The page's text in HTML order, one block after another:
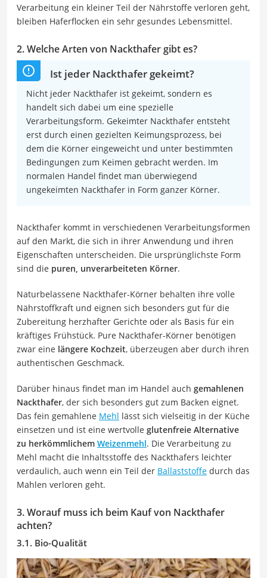
Verarbeitung ein kleiner Teil der Nährstoffe verloren geht,
bleiben Haferflocken ein sehr gesundes Lebensmittel.
2. Welche Arten von Nackthafer gibt es?
Ist jeder Nackthafer gekeimt?
Nicht jeder Nackthafer ist gekeimt, sondern es
handelt sich dabei um eine spezielle
Verarbeitungsform. Gekeimter Nackthafer entsteht
erst durch einen gezielten Keimungsprozess, bei
dem die Körner eingeweicht und unter bestimmten
Bedingungen zum Keimen gebracht werden. Im
normalen Handel findet man überwiegend
ungekeimten Nackthafer in Form ganzer Körner.
Nackthafer kommt in verschiedenen Verarbeitungsformen
auf den Markt, die sich in ihrer Anwendung und ihren
Eigenschaften unterscheiden. Die ursprünglichste Form
sind die puren, unverarbeiteten Körner.
Naturbelassene Nackthafer-Körner behalten ihre volle
Nährstoffkraft und eignen sich besonders gut für die
Zubereitung herzhafter Gerichte oder als Basis für ein
kräftiges Frühstück. Pure Nackthafer-Körner benötigen
zwar eine längere Kochzeit, überzeugen aber durch ihren
authentischen Geschmack.
Darüber hinaus findet man im Handel auch gemahlenen
Nackthafer, der sich besonders gut zum Backen eignet.
Das fein gemahlene Mehl lässt sich vielseitig in der Küche
einsetzen und ist eine wertvolle glutenfreie Alternative
zu herkömmlichem Weizenmehl. Die Verarbeitung zu
Mehl macht die Inhaltsstoffe des Nackthafers leichter
verdaulich, auch wenn ein Teil der Ballaststoffe durch das
Mahlen verloren geht.
3. Worauf muss ich beim Kauf von Nackthafer
achten?
3.1. Bio-Qualität